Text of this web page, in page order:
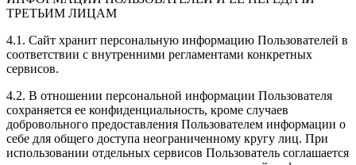
ТРЕТЬИМ ЛИЦАМ
4.1. Сайт хранит персональную информацию Пользователей в
соответствии с внутренними регламентами конкретных
сервисов.
4.2. В отношении персональной информации Пользователя
сохраняется ее конфиденциальность, кроме случаев
добровольного предоставления Пользователем информации о
себе для общего доступа неограниченному кругу лиц. При
использовании отдельных сервисов Пользователь соглашается